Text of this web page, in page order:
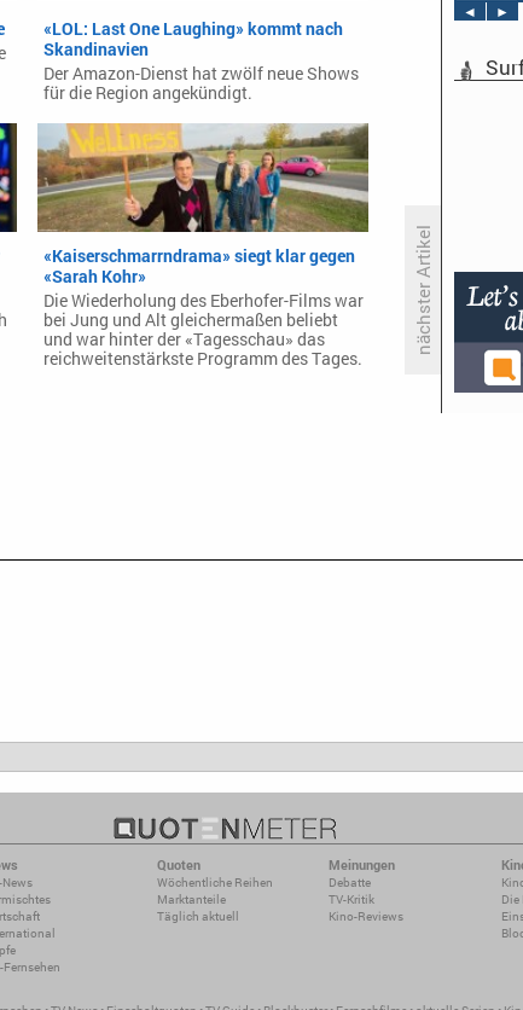
nächster Artikel
Primetime-Check: Montag, 26.
Juni 2023
«LOL: Last One Laughing» kommt nach
Skandinavien
Der Amazon-Dienst hat zwölf neue Shows
für die Region angekündigt.
«Kaiserschmarrndrama» siegt klar gegen
«Sarah Kohr»
Die Wiederholung des Eberhofer-Films war
bei Jung und Alt gleichermaßen beliebt
und war hinter der «Tagesschau» das
reichweitenstärkste Programm des Tages.
◄
►
News
Fernsehen
Quoten
Wöchentliche Reihen
Marktanteile
Täglich aktuell
Meinungen
Debatte
TV-Kritik
Kino-Reviews
Die